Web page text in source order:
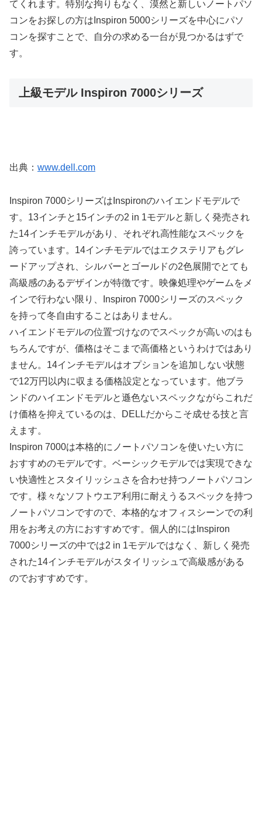
てくれます。特別な拘りもなく、漠然と新しいノートパソ
コンをお探しの方はInspiron 5000シリーズを中心にパソ
コンを探すことで、自分の求める一台が見つかるはずで
す。
上級モデル Inspiron 7000シリーズ
出典： www.dell.com
Inspiron 7000シリーズはInspironのハイエンドモデルで
す。13インチと15インチの2 in 1モデルと新しく発売され
た14インチモデルがあり、それぞれ高性能なスペックを
誇っています。14インチモデルではエクステリアもグレ
ードアップされ、シルバーとゴールドの2色展開でとても
高級感のあるデザインが特徴です。映像処理やゲームをメ
インで行わない限り、Inspiron 7000シリーズのスペック
を持って冬自由することはありません。
ハイエンドモデルの位置づけなのでスペックが高いのはも
ちろんですが、価格はそこまで高価格というわけではあり
ません。14インチモデルはオプションを追加しない状態
で12万円以内に収まる価格設定となっています。他ブラ
ンドのハイエンドモデルと遜色ないスペックながらこれだ
け価格を抑えているのは、DELLだからこそ成せる技と言
えます。
Inspiron 7000は本格的にノートパソコンを使いたい方に
おすすめのモデルです。ベーシックモデルでは実現できな
い快適性とスタイリッシュさを合わせ持つノートパソコン
です。様々なソフトウエア利用に耐えうるスペックを持つ
ノートパソコンですので、本格的なオフィスシーンでの利
用をお考えの方におすすめです。個人的にはInspiron
7000シリーズの中では2 in 1モデルではなく、新しく発売
された14インチモデルがスタイリッシュで高級感がある
のでおすすめです。